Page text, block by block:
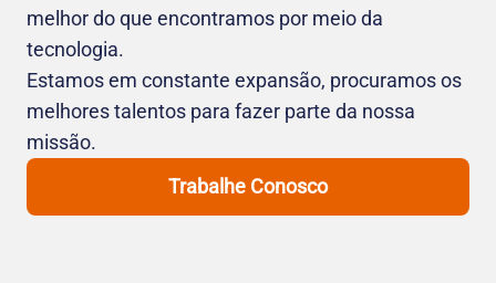
melhor do que encontramos por meio da
tecnologia.
Estamos em constante expansão, procuramos os
melhores talentos para fazer parte da nossa
missão.
Trabalhe Conosco